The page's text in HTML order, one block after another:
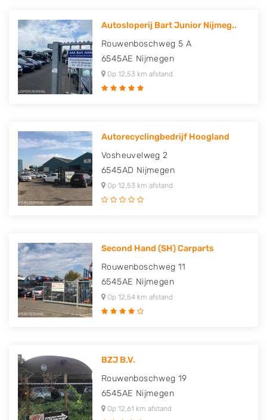
Autosloperij Bart Junior Nijmeg..
Rouwenboschweg 5 A
6545AE Nijmegen
Op 12,53 km afstand
Autorecyclingbedrijf Hoogland
Vosheuvelweg 2
6545AD Nijmegen
Op 12,53 km afstand
Second Hand (SH) Carparts
Rouwenboschweg 11
6545AE Nijmegen
Op 12,54 km afstand
BZJ B.V.
Rouwenboschweg 19
6545AE Nijmegen
Op 12,61 km afstand